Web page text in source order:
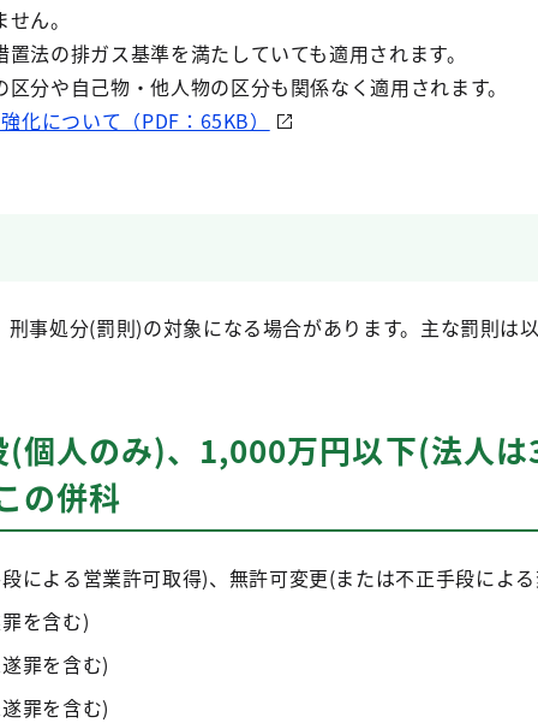
ん。
法の排ガス基準を満たしていても適用されます。
分や自己物・他人物の区分も関係なく適用されます。
化について（PDF：65KB）
事処分(罰則)の対象になる場合があります。主な罰則は
個人のみ)、1,000万円以下(法人は
の併科
による営業許可取得)、無許可変更(または不正手段によ
を含む)
罪を含む)
罪を含む)